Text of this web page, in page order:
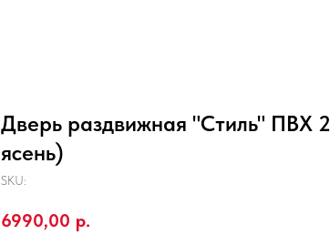
Дверь раздвижная "Стиль" ПВХ
ясень)
SKU:
6990,00 р.